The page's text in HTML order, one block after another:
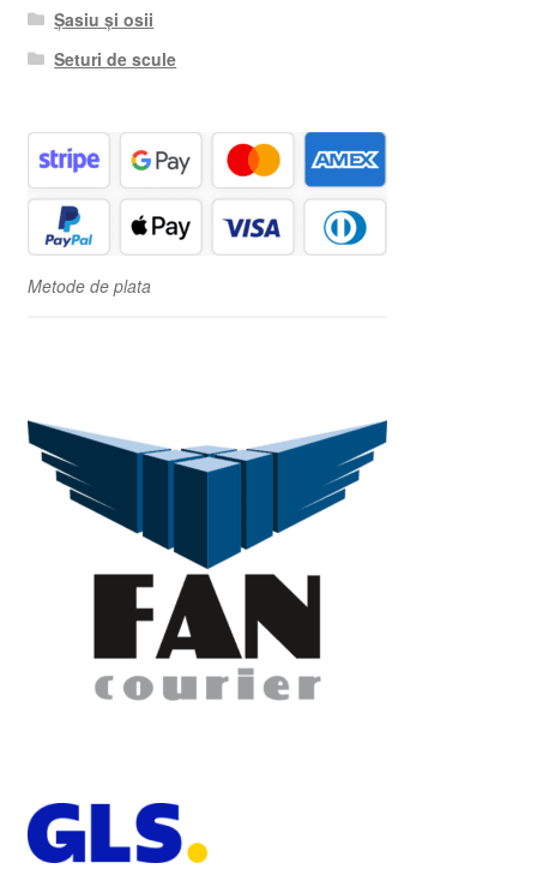
Șasiu și osii
Seturi de scule
Metode de plata